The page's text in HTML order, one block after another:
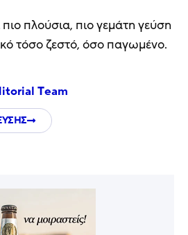
πλούσια, πιο γεμάτη γεύση
τόσο ζεστό, όσο παγωμένο.
Τeam